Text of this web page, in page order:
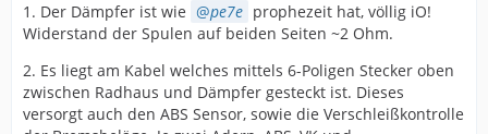
1. Der Dämpfer ist wie
pe7e prophezeit hat, völlig iO!
Widerstand der Spulen auf beiden Seiten ~2 Ohm.
2. Es liegt am Kabel welches mittels 6-Poligen Stecker oben
zwischen Radhaus und Dämpfer gesteckt ist. Dieses
versorgt auch den ABS Sensor, sowie die Verschleißkontrolle